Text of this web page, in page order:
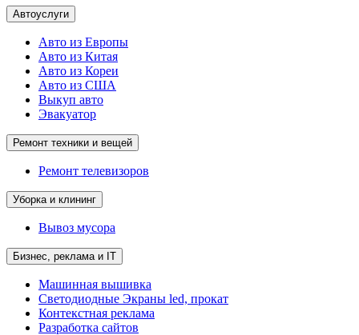
Автоуслуги
Авто из Европы
Авто из Китая
Авто из Кореи
Авто из США
Выкуп авто
Эвакуатор
Ремонт техники и вещей
Ремонт телевизоров
Уборка и клининг
Вывоз мусора
Бизнес, реклама и IT
Машинная вышивка
Светодиодные Экраны led, прокат
Контекстная реклама
Разработка сайтов